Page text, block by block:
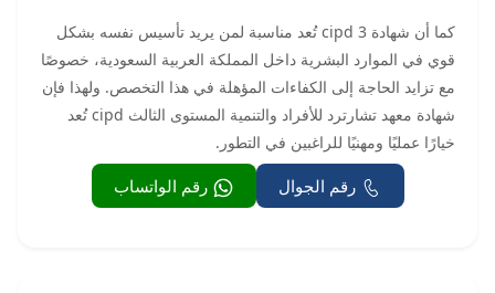
كما أن شهادة cipd 3 تُعد مناسبة لمن يريد تأسيس نفسه بشكل
قوي في الموارد البشرية داخل المملكة العربية السعودية، خصوصًا
مع تزايد الحاجة إلى الكفاءات المؤهلة في هذا التخصص. ولهذا فإن
شهادة معهد تشارترد للأفراد والتنمية المستوى الثالث cipd تُعد
خيارًا عمليًا ومهنيًا للراغبين في التطور.
رقم الجوال رقم الواتساب